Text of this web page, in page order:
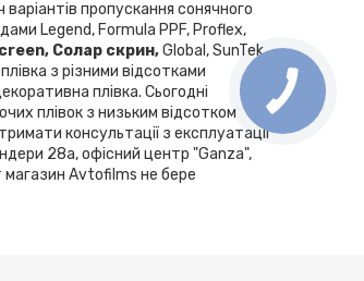
пропускання сонячного
Legend, Formula PPF, Proflex,
Cолар скрин,Global, SunTek,
з різними відсотками
плівка. Сьогодні
плівок з низьким відсотком
консультації з експлуатації
28а, офісний центр "Ganza",
магазин Avtofilms не бере